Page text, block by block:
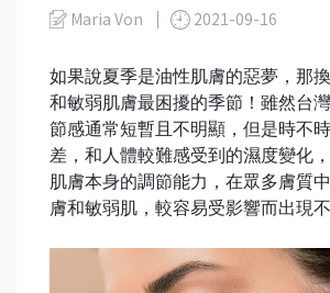
Maria Von 2021-09-16
如果說夏季是油性肌膚的惡夢，那
和敏弱肌膚最困擾的季節！雖然台
節感通常短暫且不明顯，但是時不
差，和人體較難感受到的濕度變化
肌膚本身的調節能力，在眾多膚質
膚和敏弱肌，較容易受影響而出現不